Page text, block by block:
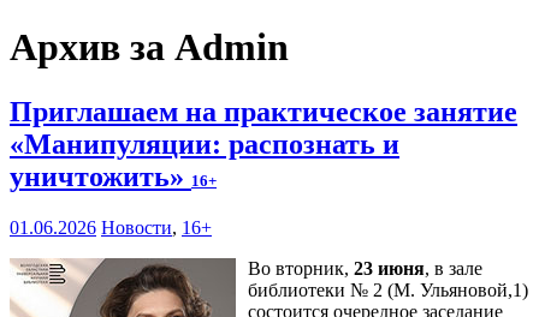
Архив за Admin
Приглашаем на практическое занятие
«Манипуляции: распознать и
уничтожить» 16+
01.06.2026 Новости, 16+
Во вторник, 23 июня, в зале
библиотеки № 2 (М. Ульяновой,1)
состоится очередное заседание